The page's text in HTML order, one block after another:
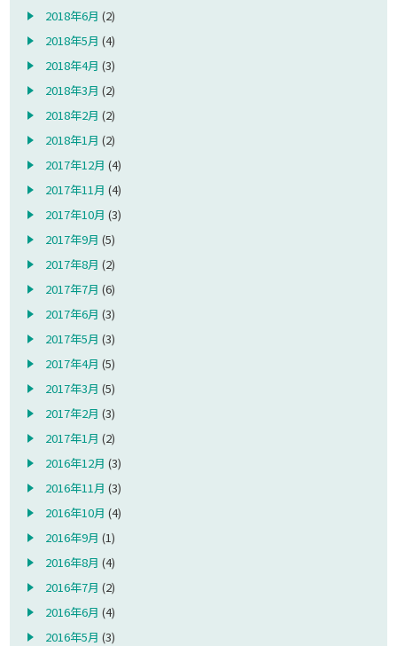
2018年6月 (2)
2018年5月 (4)
2018年4月 (3)
2018年3月 (2)
2018年2月 (2)
2018年1月 (2)
2017年12月 (4)
2017年11月 (4)
2017年10月 (3)
2017年9月 (5)
2017年8月 (2)
2017年7月 (6)
2017年6月 (3)
2017年5月 (3)
2017年4月 (5)
2017年3月 (5)
2017年2月 (3)
2017年1月 (2)
2016年12月 (3)
2016年11月 (3)
2016年10月 (4)
2016年9月 (1)
2016年8月 (4)
2016年7月 (2)
2016年6月 (4)
2016年5月 (3)